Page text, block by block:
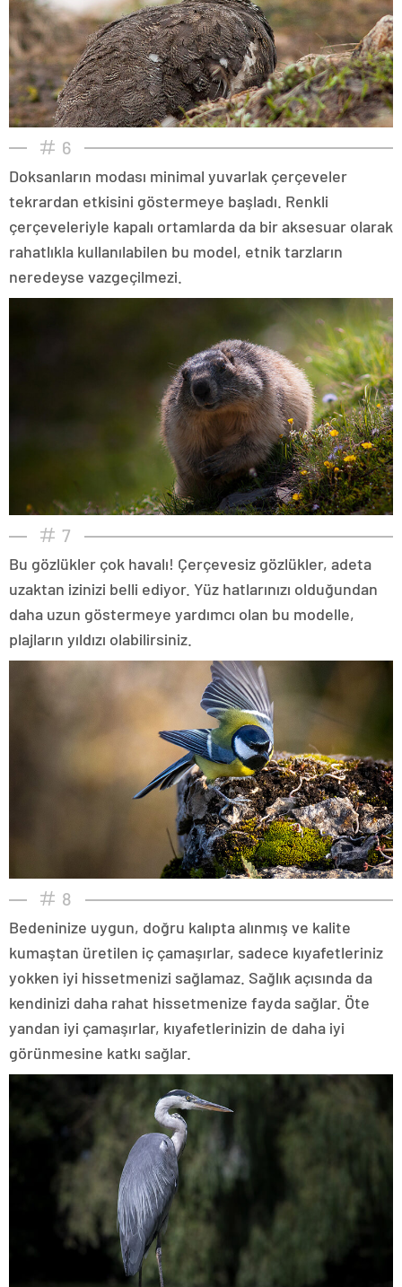
6
Doksanların modası minimal yuvarlak çerçeveler
tekrardan etkisini göstermeye başladı. Renkli
çerçeveleriyle kapalı ortamlarda da bir aksesuar olarak
rahatlıkla kullanılabilen bu model, etnik tarzların
neredeyse vazgeçilmezi.
7
Bu gözlükler çok havalı! Çerçevesiz gözlükler, adeta
uzaktan izinizi belli ediyor. Yüz hatlarınızı olduğundan
daha uzun göstermeye yardımcı olan bu modelle,
plajların yıldızı olabilirsiniz.
8
Bedeninize uygun, doğru kalıpta alınmış ve kalite
kumaştan üretilen iç çamaşırlar, sadece kıyafetleriniz
yokken iyi hissetmenizi sağlamaz. Sağlık açısında da
kendinizi daha rahat hissetmenize fayda sağlar. Öte
yandan iyi çamaşırlar, kıyafetlerinizin de daha iyi
görünmesine katkı sağlar.